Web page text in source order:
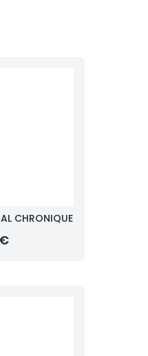
CHRONIQUE